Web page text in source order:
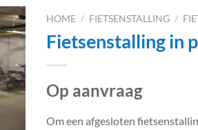
HOME / FIETSENSTALLING /
Fietsenstalling in
Op aanvraag
Om een afgesloten